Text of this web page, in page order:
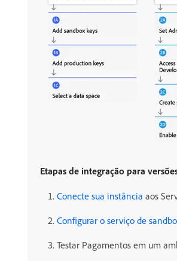
Etapas de integração para
Conecte sua instância aos
Configurar o serviço de
Testar Pagamentos em um